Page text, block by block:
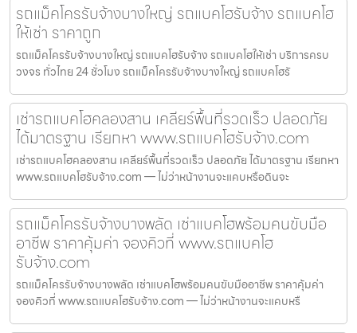
รถแม็คโครรับจ้างบางใหญ่ รถแบคโฮรับจ้าง รถแบคโฮ
ให้เช่า ราคาถูก
รถแม็คโครรับจ้างบางใหญ่ รถแบคโฮรับจ้าง รถแบคโฮให้เช่า บริการครบ
วงจร ทั่วไทย 24 ชั่วโมง รถแม็คโครรับจ้างบางใหญ่ รถแบคโฮรั
เช่ารถแบคโฮคลองสาน เคลียร์พื้นที่รวดเร็ว ปลอดภัย
ได้มาตรฐาน เรียกหา www.รถแบคโฮรับจ้าง.com
เช่ารถแบคโฮคลองสาน เคลียร์พื้นที่รวดเร็ว ปลอดภัย ได้มาตรฐาน เรียกหา
www.รถแบคโฮรับจ้าง.com — ไม่ว่าหน้างานจะแคบหรือดินจะ
รถแม็คโครรับจ้างบางพลัด เช่าแบคโฮพร้อมคนขับมือ
อาชีพ ราคาคุ้มค่า จองคิวที่ www.รถแบคโฮ
รับจ้าง.com
รถแม็คโครรับจ้างบางพลัด เช่าแบคโฮพร้อมคนขับมืออาชีพ ราคาคุ้มค่า
จองคิวที่ www.รถแบคโฮรับจ้าง.com — ไม่ว่าหน้างานจะแคบหรื